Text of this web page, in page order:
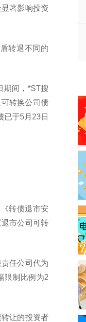
著影响投资
转退不同的
期间，*ST搜
转换公司债
已于5月23日
转债退市安
市公司可转
任公司代为
限制比例为2
让的投资者